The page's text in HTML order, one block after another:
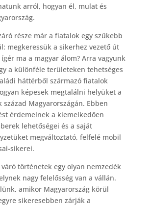
arról, hogyan él, mulat és
része már a fiatalok egy szűkebb
megkeressük a sikerhez vezető út
ma a magyar álom? Arra vagyunk
a különféle területeken tehetséges
háttérből származó fiatalok
képesek megtalálni helyüket a
század Magyarországán. Ebben
érdemelnek a kiemelkedően
lehetőségei és a saját
megváltoztató, felfelé mobil
sikerei.
történetek egy olyan nemzedék
nagy felelősség van a vállán.
amikor Magyarország körül
sikeresebben zárják a